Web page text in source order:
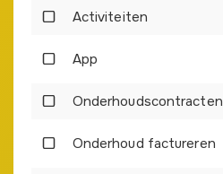
Activiteiten
App
Onderhoudscontracten
Onderhoud factureren